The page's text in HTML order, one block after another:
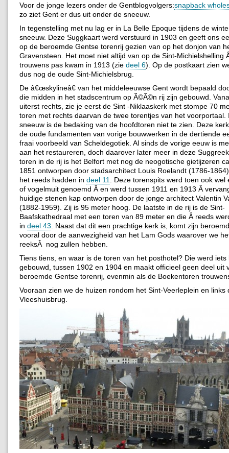
Voor de jonge lezers onder de Gentblogvolgers:snapback
zo ziet Gent er dus uit onder de sneeuw.
In tegenstelling met nu lag er in La Belle Epoque tijdens de
sneeuw. Deze Suggkaart werd verstuurd in 1903 en geeft ons
op de beroemde Gentse torenrij gezien van op het donjon van
Gravensteen. Het moet niet altijd van op de Sint-Michielshelling
trouwens pas kwam in 1913 (zie deel 6). Op de postkaart zien
dus nog de oude Sint-Michielsbrug.
De â€œskylineâ€ van het middeleeuwse Gent wordt bepaald
die midden in het stadscentrum op Ã©Ã©n rij zijn gebouwd.
uiterst rechts, zie je eerst de Sint -Niklaaskerk met stompe 70
toren met rechts daarvan de twee torentjes van het voorportaal.
sneeuw is de bedaking van de hoofdtoren niet te zien. Deze
de oude fundamenten van vorige bouwwerken in de dertiende
fraai voorbeeld van Scheldegotiek. Al sinds de vorige eeuw is
aan het restaureren, doch daarover later meer in deze
toren in de rij is het Belfort met nog de neogotische gietijzeren
1851 ontworpen door stadsarchitect Louis Roelandt (1786-
het reeds hadden in deel 11
. Deze torenspits werd toen ook wel
of vogelmuit genoemd Â en werd tussen 1911 en 1913 Â
huidige stenen kap ontworpen door de jonge architect Valentin
(1882-1959). Zij is 95 meter hoog. De laatste in de rij is de Sint-
Baafskathedraal met een toren van 89 meter en die Â reeds
in deel 43 . Naast dat dit een prachtige kerk is, komt zijn
vooral door de aanwezigheid van het Lam Gods waarover we
reeksÂ nog zullen hebben.
Tiens tiens, en waar is de toren van het posthotel? Die werd iets
gebouwd, tussen 1902 en 1904 en maakt officieel geen deel uit
beroemde Gentse torenrij, evenmin als de Boekentoren
Vooraan zien we de huizen rondom het Sint-Veerleplein en links
Vleeshuisbrug.